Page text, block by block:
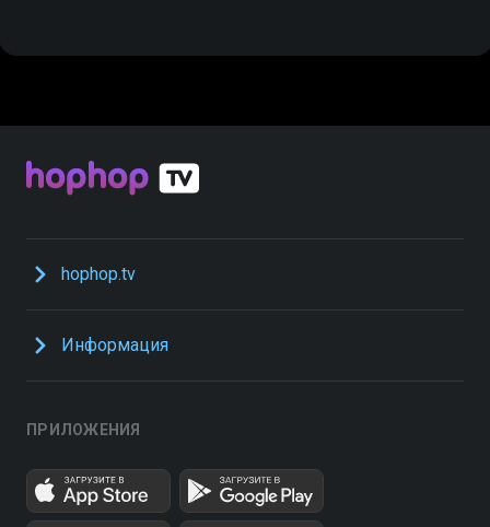
hophop.tv
Информация
ПРИЛОЖЕНИЯ